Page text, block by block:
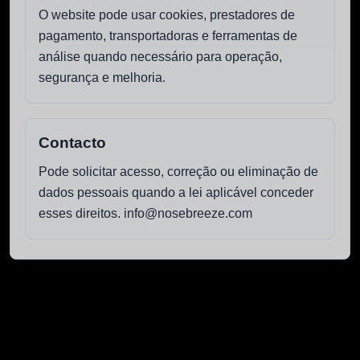
O website pode usar cookies, prestadores de
pagamento, transportadoras e ferramentas de
análise quando necessário para operação,
segurança e melhoria.
Contacto
Pode solicitar acesso, correção ou eliminação de
dados pessoais quando a lei aplicável conceder
esses direitos. info@nosebreeze.com